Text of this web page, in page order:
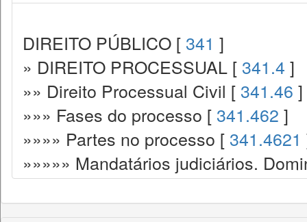
DIREITO PÚBLICO [ 341 ]
» DIREITO PROCESSUAL [ 341.4 ]
»» Direito Processual Civil [ 341.46 ]
»»» Fases do processo [ 341.462 ]
»»»» Partes no processo [ 341.4621
»»»»» Mandatários judiciários.